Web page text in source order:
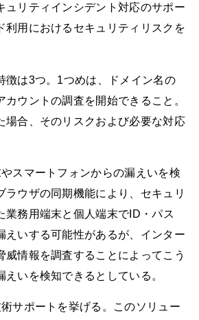
ュリティインシデント対応のサポー
利用におけるセキュリティリスクを
徴は3つ。1つめは、ドメイン名の
ウントの調査を開始できること。
場合、そのリスクおよび必要な対応
スマートフォンからの漏えいを検
ラウザの同期機能により、セキュリ
業務用端末と個人端末でID・パス
えいする可能性があるが、インター
威情報を調査することによってこう
えいを検知できるとしている。
サポートを挙げる。このソリュー